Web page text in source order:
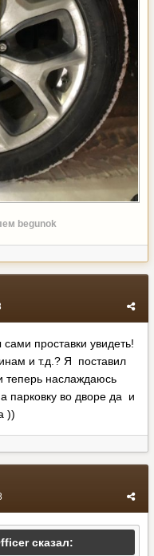
begunok
сами проставки увидеть!
и т.д.? Я поставил
теперь наслаждаюсь
парковку во дворе да и
))
сказал: